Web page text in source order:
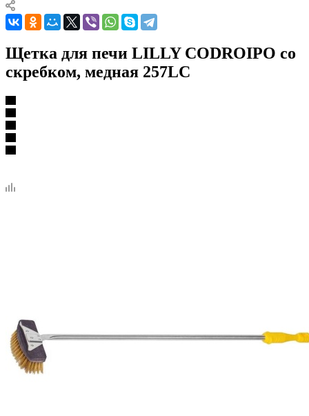
Щетка для печи LILLY CODROIPO со
скребком, медная 257LC